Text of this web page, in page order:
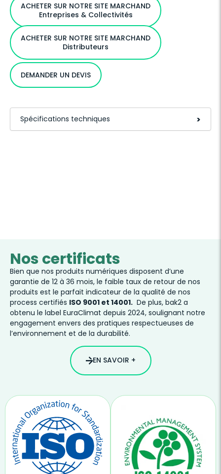
ACHETER SUR NOTRE SITE MARCHAND
Entreprises & Collectivités
ACHETER SUR NOTRE SITE MARCHAND
Distributeurs
DEMANDER UN DEVIS
Spécifications techniques >
Nos certificats
Bien que nos produits numériques disposent d’une
garantie de 12 à 36 mois, le faible taux de retour de nos
produits est le parfait indicateur de la qualité de nos
process certifiés ISO 9001 et 14001. De plus, bak2 a
obtenu le label EuraClimat depuis 2024, soulignant notre
engagement envers des pratiques respectueuses de
l’environnement et de la durabilité.
EN SAVOIR +